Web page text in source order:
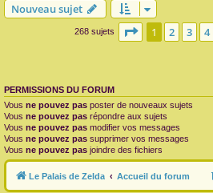
Nouveau sujet
268 sujets Page 1sur14
1 2 3 4
PERMISSIONS DU FORUM
Vous ne pouvez pas poster de nouveaux sujets
Vous ne pouvez pas répondre aux sujets
Vous ne pouvez pas modifier vos messages
Vous ne pouvez pas supprimer vos messages
Vous ne pouvez pas joindre des fichiers
Le Palais de Zelda Accueil du forum